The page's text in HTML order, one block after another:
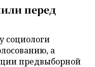
перед
социологи
а
предвыборной